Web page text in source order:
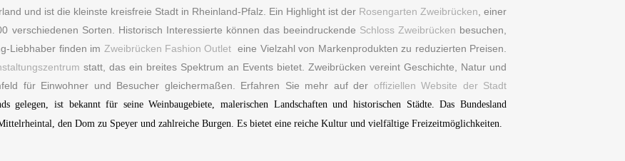
und ist die kleinste kreisfreie Stadt in Rheinland-Pfalz. Ein Highlight ist der Rosengarten Zweibrücken , einer
verschiedenen Sorten. Historisch Interessierte können das beeindruckende Schloss Zweibrücken besuchen,
Liebhaber finden im Zweibrücken Fashion Outlet eine Vielzahl von Markenprodukten zu reduzierten Preisen.
statt, das ein breites Spektrum an Events bietet. Zweibrücken vereint Geschichte, Natur und
für Einwohner und Besucher gleichermaßen. Erfahren Sie mehr auf der offiziellen Website der Stadt
gelegen, ist bekannt für seine Weinbaugebiete, malerischen Landschaften und historischen Städte. Das Bundesland
den Dom zu Speyer und zahlreiche Burgen. Es bietet eine reiche Kultur und vielfältige Freizeitmöglichkeiten.